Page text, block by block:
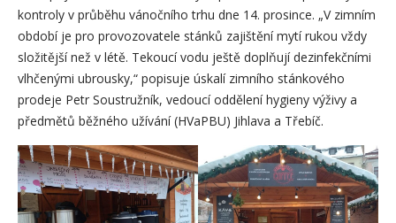
kontroly v průběhu vánočního trhu dne 14. prosince. „V zimním
období je pro provozovatele stánků zajištění mytí rukou vždy
složitější než v létě. Tekoucí vodu ještě doplňují dezinfekčními
vlhčenými ubrousky,“ popisuje úskalí zimního stánkového
prodeje Petr Soustružník, vedoucí oddělení hygieny výživy a
předmětů běžného užívání (HVaPBU) Jihlava a Třebíč.